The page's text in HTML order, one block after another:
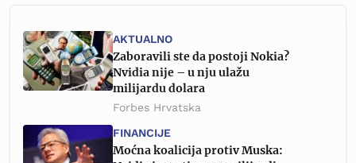
AKTUALNO
Zaboravili ste da postoji Nokia?
Nvidia nije – u nju ulažu
milijardu dolara
Forbes Hrvatska
FINANCIJE
Moćna koalicija protiv Muska: